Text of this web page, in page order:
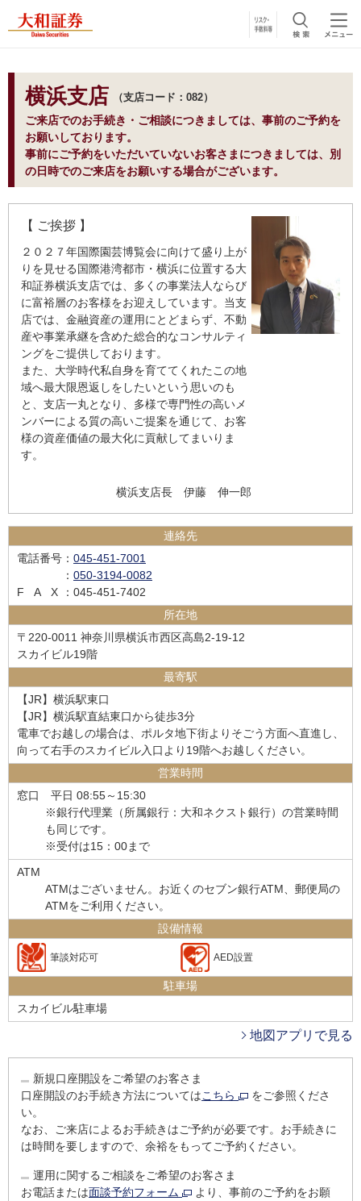
横浜支店 支店コード：082
ご来店でのお手続き・ご相談につきましては、事前のご予約を
お願いしております。
事前にご予約をいただいていないお客さまにつきましては、別
の日時でのご来店をお願いする場合がございます。
【 ご挨拶 】
２０２７年国際園芸博覧会に向けて盛り上が
りを見せる国際港湾都市・横浜に位置する大
和証券横浜支店では、多くの事業法人ならび
に富裕層のお客様をお迎えしています。当支
店では、金融資産の運用にとどまらず、不動
産や事業承継を含めた総合的なコンサルティ
ングをご提供しております。
また、大学時代私自身を育ててくれたこの地
域へ最大限恩返しをしたいという思いのも
と、支店一丸となり、多様で専門性の高いメ
ンバーによる質の高いご提案を通じて、お客
様の資産価値の最大化に貢献してまいりま
す。
横浜支店長 伊藤 伸一郎
連絡先
電話番号 ： 045-451-7001
： 050-3194-0082
FAX：045-451-7402
所在地
〒220-0011 神奈川県横浜市西区高島2-19-12
スカイビル19階
最寄駅
【JR】横浜駅東口
【JR】横浜駅直結東口から徒歩3分
電車でお越しの場合は、ポルタ地下街よりそごう方面へ直進し、
向って右手のスカイビル入口より19階へお越しください。
営業時間
窓口
平日 08:55～15:30
※銀行代理業（所属銀行：大和ネクスト銀行）の営業時間
も同じです。
※受付は15：00まで
ATM
ATMはございません。お近くのセブン銀行ATM、郵便局の
ATMをご利用ください。
設備情報
筆談対応可 AED設置
駐車場
スカイビル駐車場
地図アプリで見る
新規口座開設をご希望のお客さま
口座開設のお手続き方法についてはこちら
をご参照くださ
い。
なお、ご来店によるお手続きはご予約が必要です。お手続きに
は時間を要しますので、余裕をもってご予約ください。
運用に関するご相談をご希望のお客さま
お電話または面談予約フォーム
より、事前のご予約をお願